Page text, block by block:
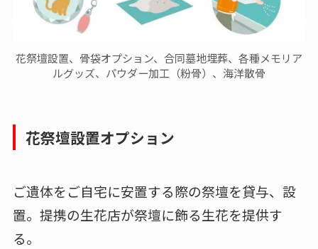
花祭壇設置、骨袋オプション、合同墓地埋葬、各種メモリア
ルグッズ、パウダー加工（粉骨）、海洋散骨
花祭壇設置オプション
ご遺体をご自宅に安置する際の祭壇を貸与、設
置。提携の生花店が祭壇に飾る生花を提供す
る。